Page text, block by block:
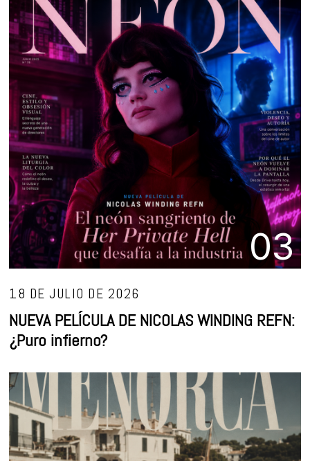
03
18 DE JULIO DE 2026
NUEVA PELÍCULA DE NICOLAS WINDING REFN:
¿Puro infierno?